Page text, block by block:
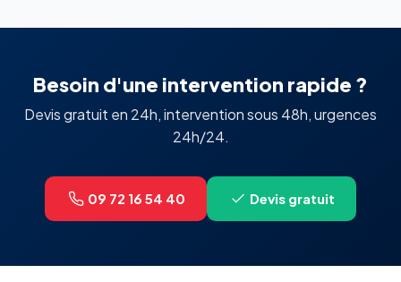
Besoin d'une intervention rapide ?
Devis gratuit en 24h, intervention sous 48h, urgences
24h/24.
09 72 16 54 40 Devis gratuit